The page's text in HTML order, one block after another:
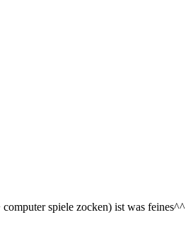
spiele zocken) ist was feines^^